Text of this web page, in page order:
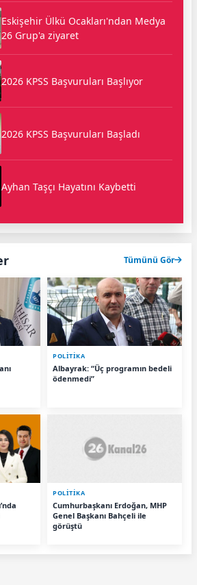
Eskişehir Ülkü Ocakları'ndan Medya
26 Grup'a ziyaret
2026 KPSS Başvuruları Başlıyor
2026 KPSS Başvuruları Başladı
Ayhan Taşçı Hayatını Kaybetti
Tümünü Gör
POLİTİKA
Albayrak: “Üç programın bedeli
ödenmedi”
POLİTİKA
Cumhurbaşkanı Erdoğan, MHP
Genel Başkanı Bahçeli ile
görüştü